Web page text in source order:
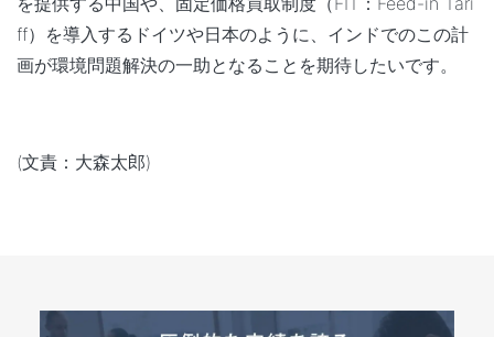
ff）を導入するドイツや日本のように、インドでのこの計
画が環境問題解決の一助となることを期待したいです。
(文責：大森太郎)